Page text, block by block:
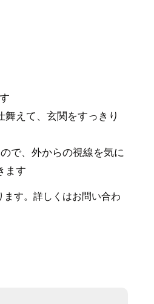
舞えて、玄関をすっきり
で、外からの視線を気に
ます
す。詳しくはお問い合わ